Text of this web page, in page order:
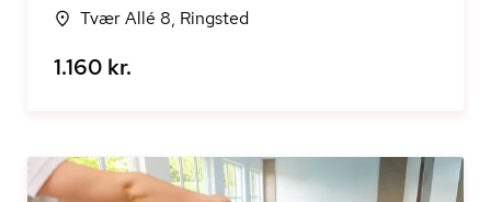
Tvær Allé 8, Ringsted
1.160 kr.